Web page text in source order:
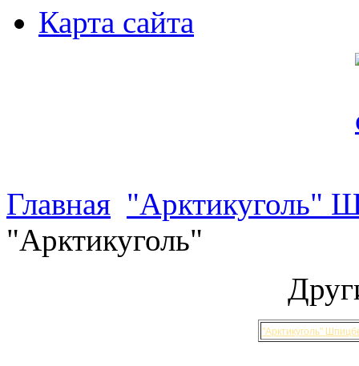
Карта сайта
Главная "Арктикуголь"
"Арктикуголь"
"Арктикуголь"